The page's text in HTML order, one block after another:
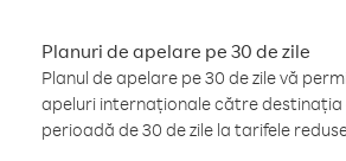
Planuri de apelare pe 30 de zile
Planul de apelare pe 30 de zile vă
apeluri internaționale către destinația
perioadă de 30 de zile la tarifele